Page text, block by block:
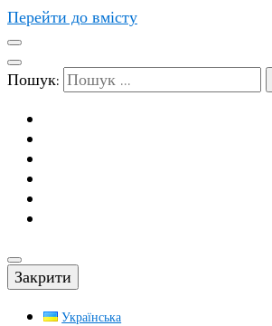
Перейти до вмісту
Пошук:
Закрити
Українська